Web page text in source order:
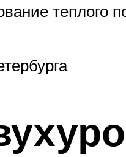
теплого